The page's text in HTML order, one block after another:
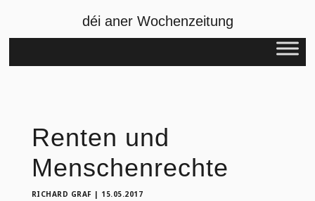
déi aner Wochenzeitung
Renten und
Menschenrechte
RICHARD GRAF | 15.05.2017